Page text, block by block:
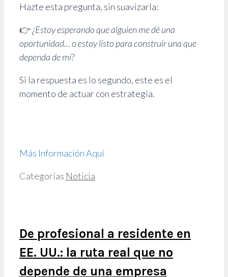
Hazte esta pregunta, sin suavizarla:
👉¿Estoy esperando que alguien me dé una
oportunidad… o estoy listo para construir una que
dependa de mí?
Si la respuesta es lo segundo, este es el
momento de actuar con estrategia.
Más Información Aquí
Categorías Noticia
De profesional a residente en
EE. UU.: la ruta real que no
depende de una empresa